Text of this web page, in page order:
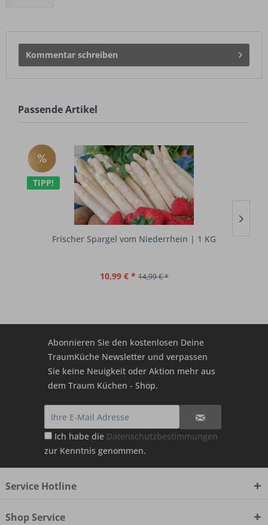
Kommentar schreiben
Passende Artikel
TIPP!
Frischer Spargel vom Niederrhein | 1 KG
10,99 € * 14,99 € *
Abonnieren Sie den kostenlosen Deine
TraumKüche Newsletter und verpassen
Sie keine Neuigkeit oder Aktion mehr aus
dem Traum Küchen - Shop.
Ich habe die Datenschutzbestimmungen
zur Kenntnis genommen.
Service Hotline
Shop Service